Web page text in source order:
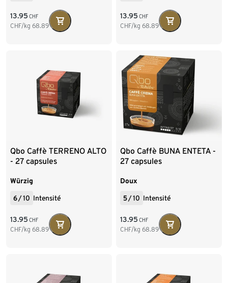
13.95 CHF
CHF/kg 68.89
13.95 CHF
CHF/kg 68.89
Qbo Caffè TERRENO ALTO
- 27 capsules
Würzig
6/10 Intensité
13.95 CHF
CHF/kg 68.89
Qbo Caffè BUNA ENTETA -
27 capsules
Doux
5/10 Intensité
13.95 CHF
CHF/kg 68.89